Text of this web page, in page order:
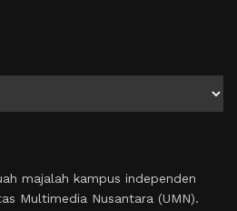
majalah kampus independen
Multimedia Nusantara (UMN).